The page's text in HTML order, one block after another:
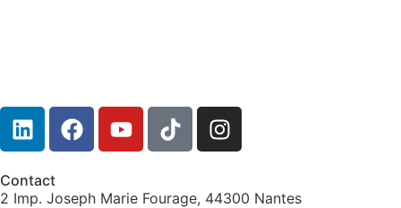
Contact
2 Imp. Joseph Marie Fourage, 44300 Nantes